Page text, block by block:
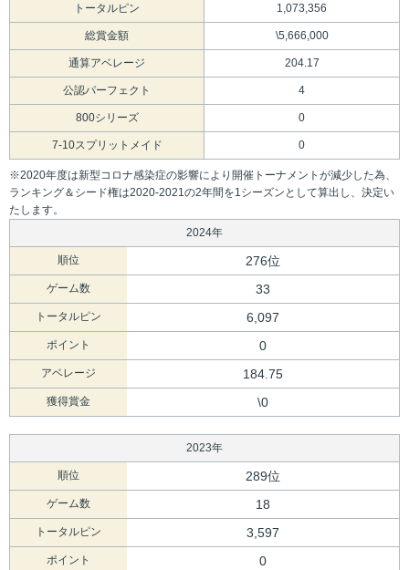
トータルピン 1,073,356
総賞金額 \5,666,000
通算アベレージ 204.17
公認パーフェクト 4
800シリーズ 0
7-10スプリットメイド 0
※2020年度は新型コロナ感染症の影響により開催トーナメントが減少した為、
ランキング＆シード権は2020-2021の2年間を1シーズンとして算出し、決定い
たします。
2024年
順位 276位
ゲーム数 33
トータルピン 6,097
ポイント 0
アベレージ 184.75
獲得賞金 \0
2023年
順位 289位
ゲーム数 18
トータルピン 3,597
ポイント 0